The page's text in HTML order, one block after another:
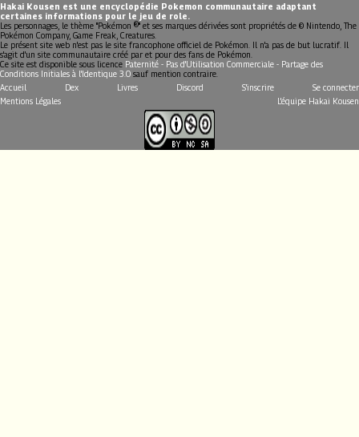
Hakai Kousen est une encyclopédie Pokemon communautaire adaptant
certaines informations pour le jeu de role.
Les personnages, le thème "Pokémon ®" et ses marques dérivées sont propriétés de © Nintendo, The
Pokémon Company, Game Freak, Creatures.
Le présent site web n'est pas le site francophone officiel de Pokémon. Il n'a pas de but lucratif. Il
s'agit d'un site communautaire créé par et pour des fans de Pokémon.
Ce site est disponible sous licence Paternité - Pas d'Utilisation Commerciale - Partage des
Conditions Initiales à l'Identique 3.0 sauf mention contraire.
Accueil
Dex Livres Discord S'inscrire
Se connecter
Mentions Légales
L'équipe Hakai Kousen